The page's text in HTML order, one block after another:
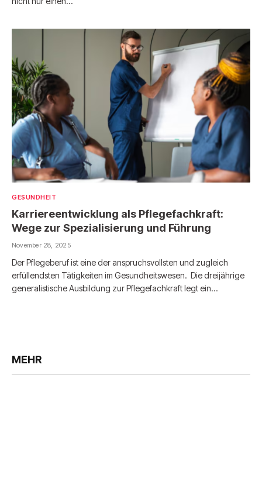
GESUNDHEIT
Karriereentwicklung als Pflegefachkraft:
Wege zur Spezialisierung und Führung
November 28, 2025
Der Pflegeberuf ist eine der anspruchsvollsten und zugleich
erfüllendsten Tätigkeiten im Gesundheitswesen. Die dreijährige
generalistische Ausbildung zur Pflegefachkraft legt ein…
MEHR